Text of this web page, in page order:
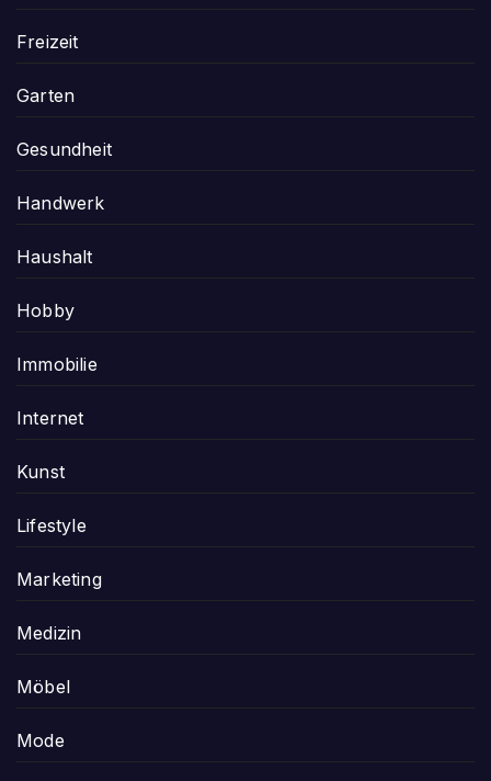
Freizeit
Garten
Gesundheit
Handwerk
Haushalt
Hobby
Immobilie
Internet
Kunst
Lifestyle
Marketing
Medizin
Möbel
Mode